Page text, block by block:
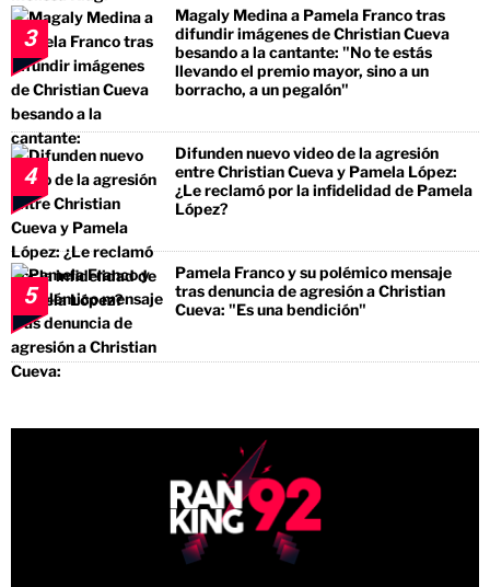
3
Magaly Medina a Pamela Franco tras
difundir imágenes de Christian Cueva
besando a la cantante: "No te estás
llevando el premio mayor, sino a un
borracho, a un pegalón"
4
Difunden nuevo video de la agresión
entre Christian Cueva y Pamela López:
¿Le reclamó por la infidelidad de Pamela
López?
5
Pamela Franco y su polémico mensaje
tras denuncia de agresión a Christian
Cueva: "Es una bendición"